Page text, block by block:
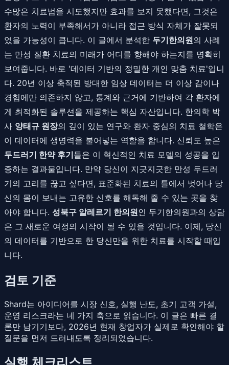
수많은 치료법을 시도했지만 효과를 보지 못했다면, 그것은
환자의 노력이 부족해서가 아니라 접근 방식 자체가 잘못되
었을 가능성이 큽니다. 이 글에서 분석한 두기한의원의 사례
는 만성 질환 치료의 미래가 어디를 향해야 하는지를 명확히
보여줍니다. 바로 '데이터 기반의 정밀한 개인 맞춤 치료'입니
다. 20년 이상 축적된 방대한 임상 데이터는 더 이상 감이나
경험에만 의존하지 않고, 통계와 근거에 기반하여 각 환자에
게 최적화된 솔루션을 제공하는 핵심 자산입니다. 한의학 박
사 양태규 원장의 깊이 있는 연구와 환자 중심의 치료 철학은
이 데이터에 생명력을 불어넣는 역할을 합니다. 신뢰도 높은
두드러기 한약 후기들은 이 혁신적인 치료 모델의 성공을 입
증하는 결과물입니다. 만약 당신이 지긋지긋한 만성 두드러
기의 고리를 끊고 싶다면, 표준화된 치료의 틀에서 벗어나 당
신의 몸이 보내는 고유한 신호를 해독해 줄 수 있는 곳을 찾
아야 합니다. 성북구 알레르기 한의원인 두기한의원과의 상담
은 그 새로운 여정의 시작이 될 수 있을 것입니다. 이제, 당신
의 데이터를 기반으로 한 당신만을 위한 치료를 시작할 때입
니다.
검토 기준
Shard는 아이디어를 시장 신호, 실행 난도, 초기 고객 가설,
운영 리스크라는 네 가지 축으로 읽습니다. 이 글은 빠른 결
론만 남기기보다, 2026년 현재 창업자가 실제로 확인해야 할
질문을 먼저 드러내도록 정리되었습니다.
실행 체크리스트